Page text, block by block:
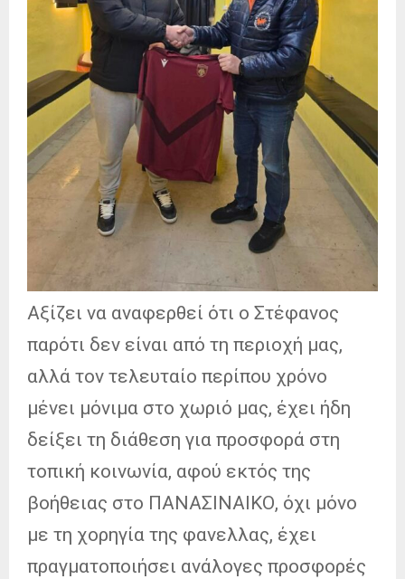
Αξίζει να αναφερθεί ότι ο Στέφανος
παρότι δεν είναι από τη περιοχή μας,
αλλά τον τελευταίο περίπου χρόνο
μένει μόνιμα στο χωριό μας, έχει ήδη
δείξει τη διάθεση για προσφορά στη
τοπική κοινωνία, αφού εκτός της
βοήθειας στο ΠΑΝΑΣΙΝΑΙΚΟ, όχι μόνο
με τη χορηγία της φανελλας, έχει
πραγματοποιήσει ανάλογες προσφορές